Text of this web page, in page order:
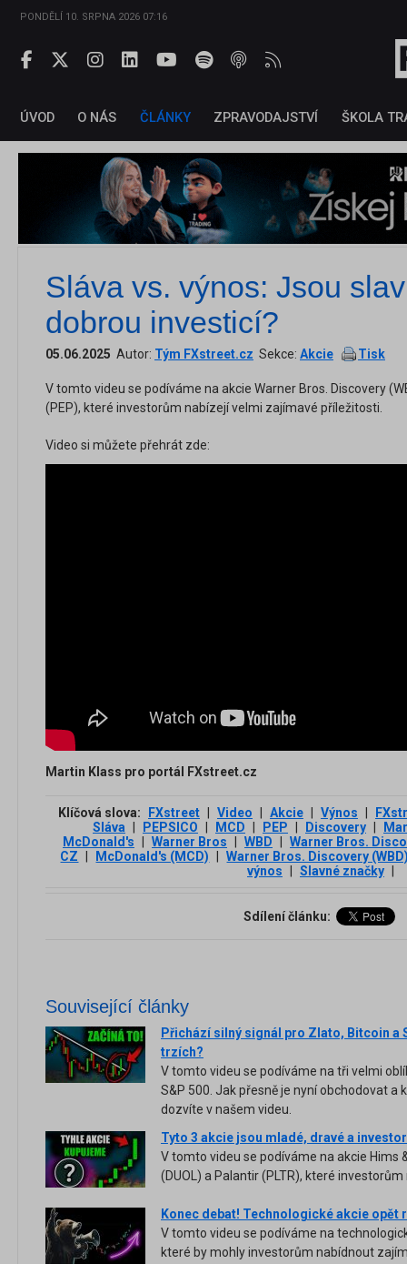
PONDĚLÍ 10. SRPNA 2026 07:16
ÚVOD O NÁS ČLÁNKY ZPRAVODAJSTVÍ ŠKOLA
Sláva vs. výnos: Jsou
dobrou investicí?
05.06.2025 Autor: Tým FXstreet.cz Sekce: Akcie Tisk
V tomto videu se podíváme na akcie Warner Bros. Discovery
(PEP), které investorům nabízejí velmi zajímavé příležitosti.
Video si můžete přehrát zde:
Martin Klass pro portál FXstreet.cz
Klíčová slova: FXstreet Video Akcie Výnos
Sláva
PEPSICO MCD PEP Discovery
McDonald's
Warner Bros WBD
Warner Bros.
CZ
McDonald's (MCD)
Warner Bros. Discovery
výnos
Slavné značky
Sdílení článku:
Související články
Přichází silný signál pro Zlato, Bitcoin a
trzích?
V tomto videu se podíváme na tři velmi
S&P 500. Jak přesně je nyní obchodovat a
dozvíte v našem videu.
Tyto 3 akcie jsou mladé, dravé a
V tomto videu se podíváme na akcie Hims
(DUOL) a Palantir (PLTR), které
Konec debat! Technologické akcie opět
V tomto videu se podíváme na
které by mohly investorům nabídnout